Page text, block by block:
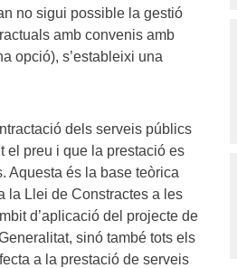
no sigui possible la gestió
amb convenis amb
opció), s’estableixi una
dels serveis públics
el preu i que la prestació es
Aquesta és la base teòrica
la Llei de Constractes a les
d’aplicació del projecte de
sinó també tots els
a la prestació de serveis